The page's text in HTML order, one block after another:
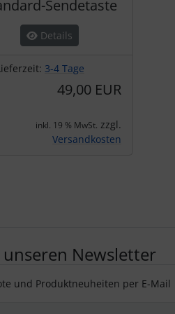
Sendetaste
Details
3-4 Tage
49,00 EUR
inkl. 19 % MwSt. zzgl.
Versandkosten
Newsletter
und Produktneuheiten per E-Mail